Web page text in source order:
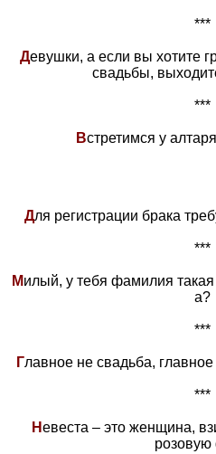
***
Девушки, а если вы хотите
свадьбы,
***
Встретимся у
Для регистрации брака
***
Милый, у тебя фамилия
а?
***
Главное не свадьба,
***
Невеста – это женщина,
розовую